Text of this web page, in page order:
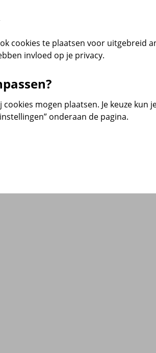
cookies te plaatsen voor uitgebreid
invloed op je privacy.
mogen plaatsen. Je keuze kun
onderaan de pagina.